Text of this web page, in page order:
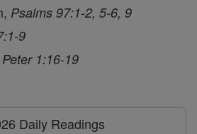
Psalms 97:1-2, 5-6, 9
9
1:16-19
Daily Readings